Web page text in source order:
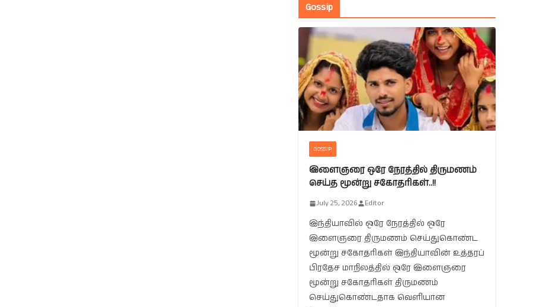
Gossip
GOSSIP
இளைஞரை ஒரே நேரத்தில் திருமணம்
செய்த மூன்று சகோதரிகள்..!!
July 25, 2026 Editor
இந்தியாவில் ஒரே நேரத்தில் ஒரே
இளைஞரை திருமணம் செய்துகொண்ட
மூன்று சகோதரிகள் இந்தியாவின் உத்தரப்
பிரதேச மாநிலத்தில் ஒரே இளைஞரை
மூன்று சகோதரிகள் திருமணம்
செய்துகொண்டதாக வெளியான